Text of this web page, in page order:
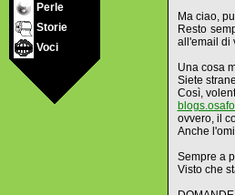
Perle
Storie
Voci
Ma ciao,
Resto
all'email di
Una cosa
Siete
Così,
ovvero, il
Anche
Sempre a
Visto che